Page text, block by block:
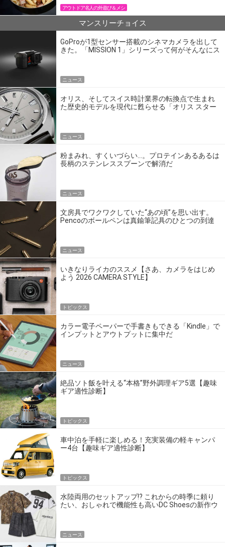
アウトドア名人の外遊び＆メシ
マンスリーチョイス
GoProが1型センサー搭載のシネマカメラを出して
きた。「MISSION 1」シリーズって何がそんなにス
ニュース
オリス、そしてスイス時計業界の転換点で生まれ
た歴史的モデルを現代に甦らせる「オリス スター
ニュース
粉まみれ、すくいづらい…。プロテインあるあるは
長柄のステンレススプーンで解消だ
ニュース
文房具でワクワクしていた“あの頃”を思い出す。
Pencoのボールペンは真鍮筆記具のひとつの到達
ニュース
いきなりライカのススメ【さあ、カメラをはじめ
よう 2026 CAMERA STYLE】
トピックス
カラー電子ペーパーで手書きもできる「Kindle」で
インプットとアウトプットに集中だ
ニュース
絶品ソト飯を叶える“本格”野外調理ギア5選【趣味
ギア適性診断】
トピックス
車中泊を手軽に楽しめる！充実装備の軽キャンパ
ー4台【趣味ギア適性診断】
トピックス
水陸両用のセットアップ!? これからの時季に頼り
たい、おしゃれで機能性も高いDC Shoesの新作ウ
ニュース